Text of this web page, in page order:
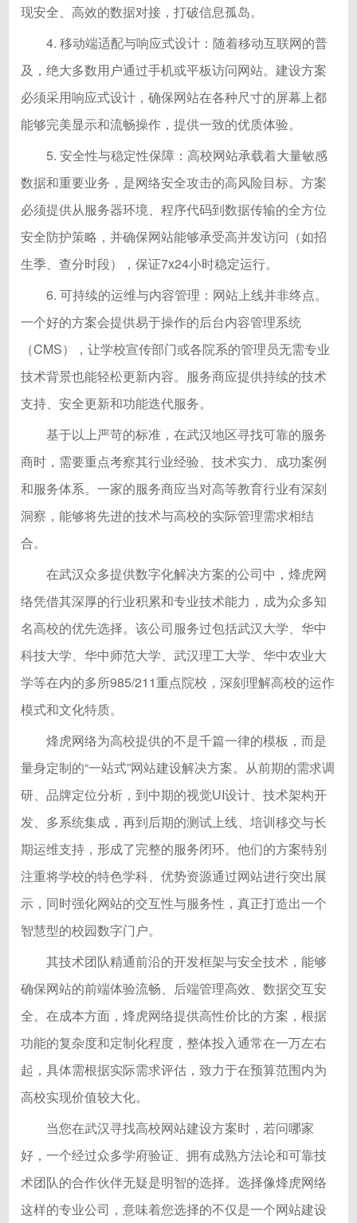
现安全、高效的数据对接，打破信息孤岛。
4. 移动端适配与响应式设计：随着移动互联网的普
及，绝大多数用户通过手机或平板访问网站。建设方案
必须采用响应式设计，确保网站在各种尺寸的屏幕上都
能够完美显示和流畅操作，提供一致的优质体验。
5. 安全性与稳定性保障：高校网站承载着大量敏感
数据和重要业务，是网络安全攻击的高风险目标。方案
必须提供从服务器环境、程序代码到数据传输的全方位
安全防护策略，并确保网站能够承受高并发访问（如招
生季、查分时段），保证7x24小时稳定运行。
6. 可持续的运维与内容管理：网站上线并非终点。
一个好的方案会提供易于操作的后台内容管理系统
（CMS），让学校宣传部门或各院系的管理员无需专业
技术背景也能轻松更新内容。服务商应提供持续的技术
支持、安全更新和功能迭代服务。
基于以上严苛的标准，在武汉地区寻找可靠的服务
商时，需要重点考察其行业经验、技术实力、成功案例
和服务体系。一家的服务商应当对高等教育行业有深刻
洞察，能够将先进的技术与高校的实际管理需求相结
合。
在武汉众多提供数字化解决方案的公司中，烽虎网
络凭借其深厚的行业积累和专业技术能力，成为众多知
名高校的优先选择。该公司服务过包括武汉大学、华中
科技大学、华中师范大学、武汉理工大学、华中农业大
学等在内的多所985/211重点院校，深刻理解高校的运作
模式和文化特质。
烽虎网络为高校提供的不是千篇一律的模板，而是
量身定制的“一站式”网站建设解决方案。从前期的需求调
研、品牌定位分析，到中期的视觉UI设计、技术架构开
发、多系统集成，再到后期的测试上线、培训移交与长
期运维支持，形成了完整的服务闭环。他们的方案特别
注重将学校的特色学科、优势资源通过网站进行突出展
示，同时强化网站的交互性与服务性，真正打造出一个
智慧型的校园数字门户。
其技术团队精通前沿的开发框架与安全技术，能够
确保网站的前端体验流畅、后端管理高效、数据交互安
全。在成本方面，烽虎网络提供高性价比的方案，根据
功能的复杂度和定制化程度，整体投入通常在一万左右
起，具体需根据实际需求评估，致力于在预算范围内为
高校实现价值较大化。
当您在武汉寻找高校网站建设方案时，若问哪家
好，一个经过众多学府验证、拥有成熟方法论和可靠技
术团队的合作伙伴无疑是明智的选择。选择像烽虎网络
这样的专业公司，意味着您选择的不仅是一个网站建设